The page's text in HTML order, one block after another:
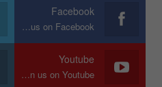
Facebook
Join us on Facebook
Youtube
Join us on Youtube